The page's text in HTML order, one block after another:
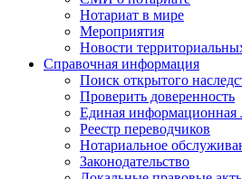
Нотариат в мире
Мероприятия
Новости
Справочная информация
Поиск открытого
Проверить доверенность
Единая информационная
Реестр переводчиков
Нотариальное
Законодательство